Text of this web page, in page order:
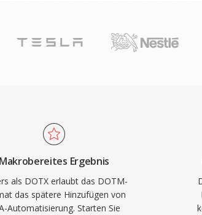
Makrobereites Ergebnis
als DOTX erlaubt das DOTM-
das spätere Hinzufügen von
Automatisierung. Starten Sie